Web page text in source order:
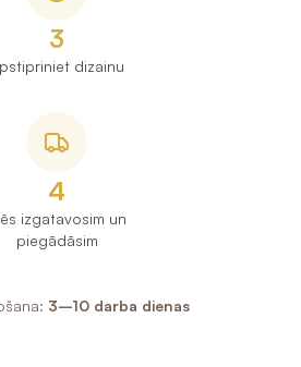
3
dizainu
4
izgatavosim un
piegādāsim
3–10 darba dienas